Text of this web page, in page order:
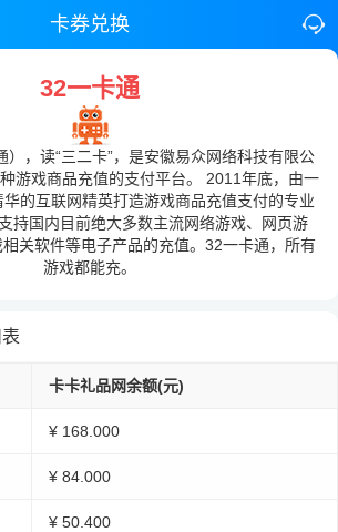
卡券兑换
32一卡通
），读“三二卡”，是安徽易众网络科技有限公
游戏商品充值的支付平台。 2011年底，由一
的互联网精英打造游戏商品充值支付的专业
持国内目前绝大多数主流网络游戏、网页游
关软件等电子产品的充值。32一卡通，所有
游戏都能充。
卡卡礼品网余额(元)
¥ 168.000
¥ 84.000
¥ 50.400